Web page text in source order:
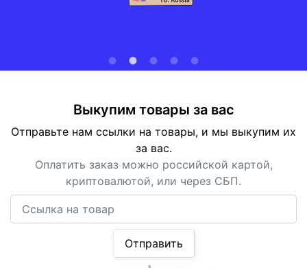
Выкупим товары за вас
Отправьте нам ссылки на товары, и мы выкупим их
за вас.
Оплатить заказ можно российской картой,
криптовалютой, или через СБП.
Отправить